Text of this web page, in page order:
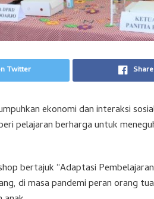
Twitter
ekonomi dan interaksi
pelajaran berharga untuk
bertajuk “Adaptasi
di masa pandemi peran orang